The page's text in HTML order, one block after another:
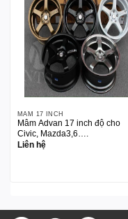
MÂM 17 INCH
Mâm Advan 17 inch độ cho
Civic, Mazda3,6….
Liên hệ